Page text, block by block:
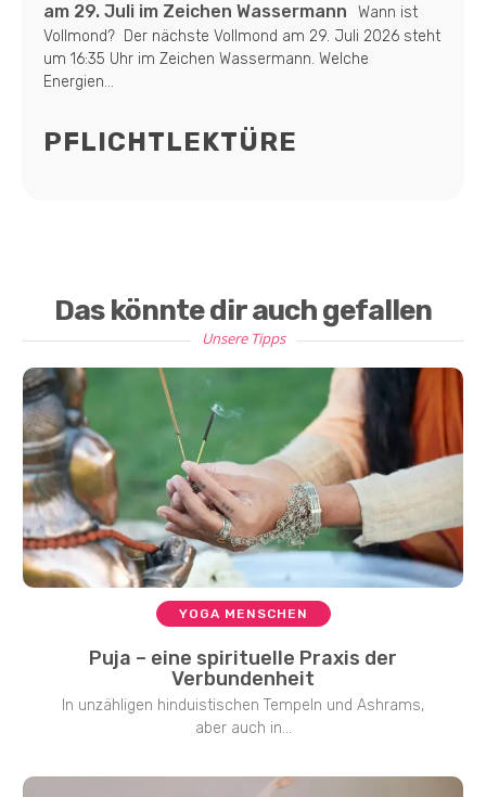
am 29. Juli im Zeichen Wassermann
Wann ist
Vollmond? Der nächste Vollmond am 29. Juli 2026 steht
um 16:35 Uhr im Zeichen Wassermann. Welche
Energien...
PFLICHTLEKTÜRE
Das könnte dir auch gefallen
Unsere Tipps
YOGA MENSCHEN
Puja – eine spirituelle Praxis der
Verbundenheit
In unzähligen hinduistischen Tempeln und Ashrams,
aber auch in...